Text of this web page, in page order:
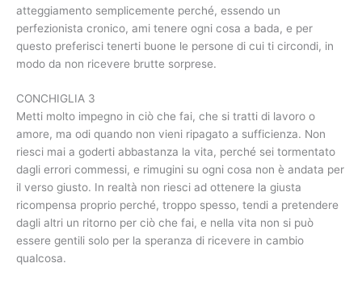
atteggiamento semplicemente perché, essendo un
perfezionista cronico, ami tenere ogni cosa a bada, e per
questo preferisci tenerti buone le persone di cui ti circondi, in
modo da non ricevere brutte sorprese.
CONCHIGLIA 3
Metti molto impegno in ciò che fai, che si tratti di lavoro o
amore, ma odi quando non vieni ripagato a sufficienza. Non
riesci mai a goderti abbastanza la vita, perché sei tormentato
dagli errori commessi, e rimugini su ogni cosa non è andata per
il verso giusto. In realtà non riesci ad ottenere la giusta
ricompensa proprio perché, troppo spesso, tendi a pretendere
dagli altri un ritorno per ciò che fai, e nella vita non si può
essere gentili solo per la speranza di ricevere in cambio
qualcosa.